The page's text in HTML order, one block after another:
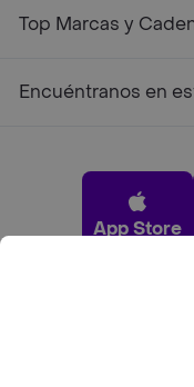
Top Marcas y
Encuéntranos en
App Store
Pide tu comida